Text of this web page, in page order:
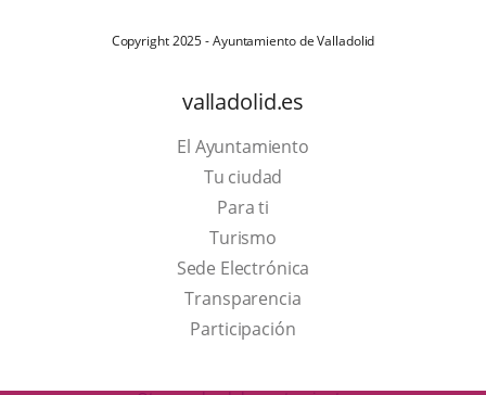
Copyright 2025 - Ayuntamiento de Valladolid
valladolid.es
El Ayuntamiento
Tu ciudad
Para ti
TurismoThis
link
will
open
a
Sede Electrónica
Transparencia
Participación